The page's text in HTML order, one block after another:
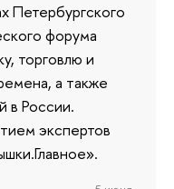
Петербургского
форума
торговлю и
а также
в России.
экспертов